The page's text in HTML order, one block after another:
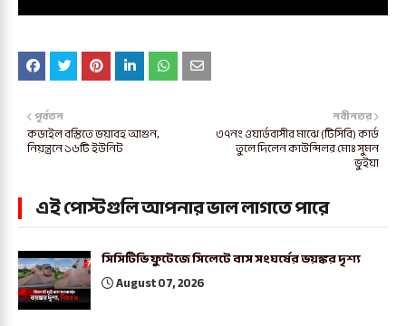
নবীনতর
৩৭নং ওয়ার্ডবাসীর মাঝে (টিসিবি) কার্ড
তুলে দিলেন কাউন্সিলর মোঃ সুমন
ভুইয়া
পূর্বতন
কড়াইল বস্তিতে ভয়াবহ আগুন,
নিয়ন্ত্রনে ১৬টি ইউনিট
এই পোস্টগুলি আপনার ভাল লাগতে পারে
সিসিটিভি ফুটেজে সিলেটে বাস সংঘর্ষের ভয়ঙ্কর দৃশ্য
August 07, 2026